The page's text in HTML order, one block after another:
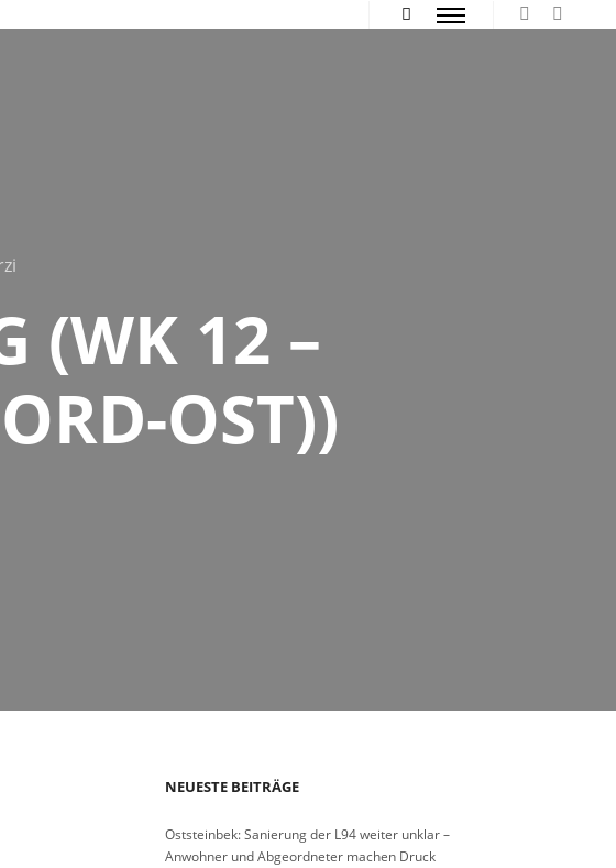
Hauptmenü
(WK 12 –
OST))
NEUESTE BEITRÄGE
Oststeinbek: Sanierung der L94 weiter unklar –
Anwohner und Abgeordneter machen Druck